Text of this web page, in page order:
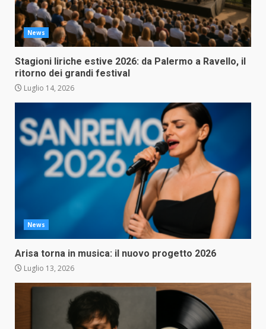
News
Stagioni liriche estive 2026: da Palermo a Ravello, il
ritorno dei grandi festival
Luglio 14, 2026
News
Arisa torna in musica: il nuovo progetto 2026
Luglio 13, 2026